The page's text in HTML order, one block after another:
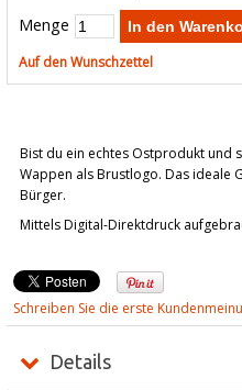
Bist du ein echtes Ostprodukt und
Wappen als Brustlogo. Das ideale
Bürger.
Mittels Digital-Direktdruck
Menge In den
Auf den Wunschzettel
Schreiben Sie die erste
Details